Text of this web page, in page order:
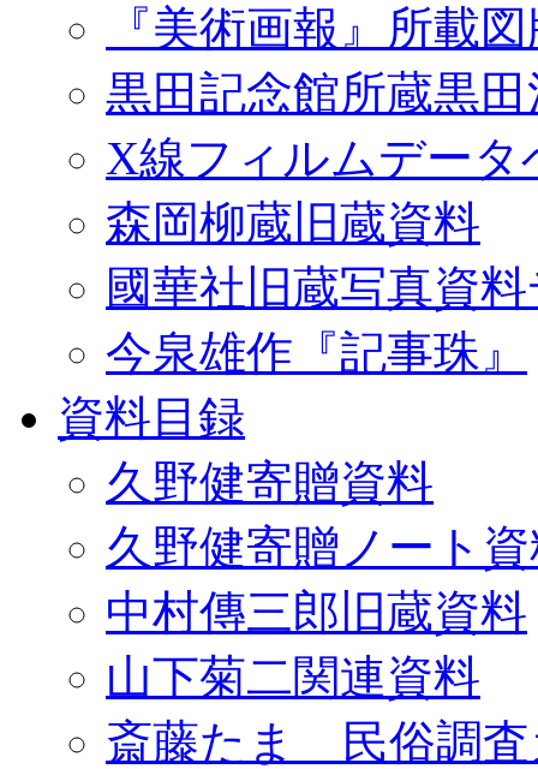
『美術画報』所載
黒田記念館所蔵黒
X線フィルムデータ
森岡柳蔵旧蔵資料
國華社旧蔵写真資
今泉雄作『記事珠』
資料目録
久野健寄贈資料
久野健寄贈ノート
中村傳三郎旧蔵資料
山下菊二関連資料
斎藤たま 民俗調査